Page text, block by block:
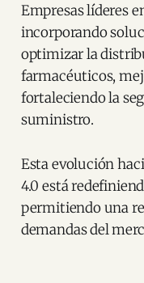
Empresas líderes
incorporando
optimizar la
farmacéuticos,
fortaleciendo la
suministro.
Esta evolución
4.0 está
permitiendo una
demandas del